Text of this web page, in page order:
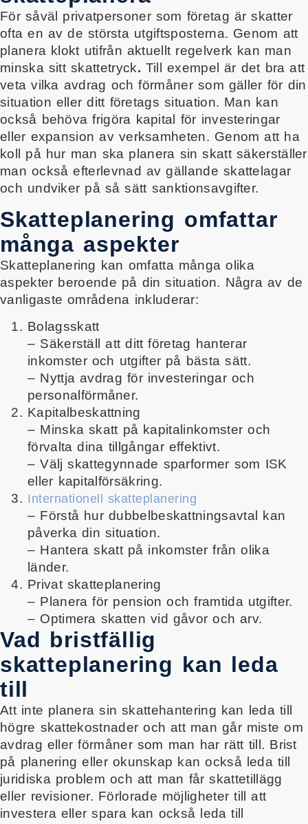
För såväl privatpersoner som företag är skatter
ofta en av de största utgiftsposterna. Genom att
planera klokt utifrån aktuellt regelverk kan man
minska sitt skattetryck. Till exempel är det bra att
veta vilka avdrag och förmåner som gäller för din
situation eller ditt företags situation. Man kan
också behöva frigöra kapital för investeringar
eller expansion av verksamheten. Genom att ha
koll på hur man ska planera sin skatt säkerställer
man också efterlevnad av gällande skattelagar
och undviker på så sätt sanktionsavgifter.
Skatteplanering omfattar
många aspekter
Skatteplanering kan omfatta många olika
aspekter beroende på din situation. Några av de
vanligaste områdena inkluderar:
Bolagsskatt
– Säkerställ att ditt företag hanterar
inkomster och utgifter på bästa sätt.
– Nyttja avdrag för investeringar och
personalförmåner.
Kapitalbeskattning
– Minska skatt på kapitalinkomster och
förvalta dina tillgångar effektivt.
– Välj skattegynnade sparformer som ISK
eller kapitalförsäkring.
Internationell skatteplanering
– Förstå hur dubbelbeskattningsavtal kan
påverka din situation.
– Hantera skatt på inkomster från olika
länder.
Privat skatteplanering
– Planera för pension och framtida utgifter.
– Optimera skatten vid gåvor och arv.
Vad bristfällig
skatteplanering kan leda
till
Att inte planera sin skattehantering kan leda till
högre skattekostnader och att man går miste om
avdrag eller förmåner som man har rätt till. Brist
på planering eller okunskap kan också leda till
juridiska problem och att man får skattetillägg
eller revisioner. Förlorade möjligheter till att
investera eller spara kan också leda till